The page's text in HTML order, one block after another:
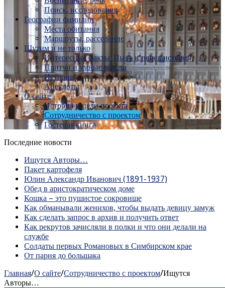
Поиск, исследования
Географии фамилии
Места обитания
Маршруты, расселение
Шутим и не только
Интересные факты. Пыль и пепел истории.
Притчи и умные мысли
Истории
Анекдоты
О сайте
История и цели проекта
Сотрудничество с проектом
Гостевая книга
Последние новости
Ищутся Авторы…
Пакет картофеля
Юлин Александр Иванович (1891-1937)
Обед в аристократическом доме
Кошка – это пушистое сокровище
Как обманывали женихов, чтобы выдать девицу замуж
Как сделать запрос в архив и получить ответ
Как рекрутов зачисляли в полки и что они делали на
службе
Солдаты первых Романовых в Симбирском крае
От парня до большака
Главная/О сайте/Сотрудничество с проектом/Ищутся
Авторы…